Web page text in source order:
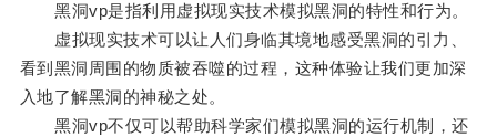
黑洞vp是指利用虚拟现实技术模拟黑洞的特性和行为。
虚拟现实技术可以让人们身临其境地感受黑洞的引力、
看到黑洞周围的物质被吞噬的过程，这种体验让我们更加深
入地了解黑洞的神秘之处。
黑洞vp不仅可以帮助科学家们模拟黑洞的运行机制，还